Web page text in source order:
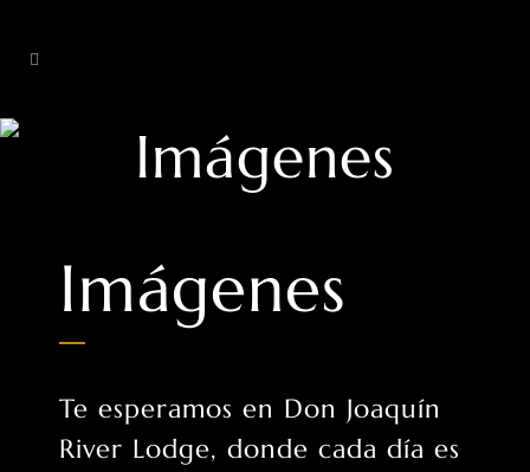
Imágenes
Imágenes
Te esperamos en Don Joaquín
River Lodge, donde cada día es